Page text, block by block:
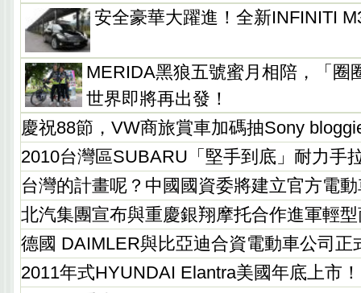
安全豪華大躍進！全新INFINITI
MERIDA黑狼五號蜜月相陪，「圈
世界即將再出發！
慶祝88節，VW商旅賞車加碼抽Sony
2010台灣區SUBARU「堅手到底」耐力手
台灣的計畫呢？中國國資委將建立官方電
北汽集團宣布與重慶銀翔摩托合作進軍輕
德國 DAIMLER與比亞迪合資電動車公司正
2011年式HYUNDAI Elantra美國年底上市！